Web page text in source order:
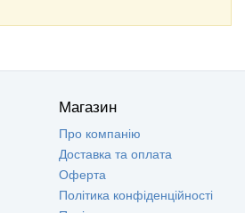
Магазин
Про компанію
Доставка та оплата
Оферта
Політика конфіденційності